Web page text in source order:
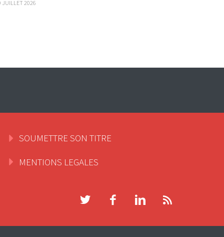
JUILLET 2026
SOUMETTRE SON TITRE
MENTIONS LEGALES